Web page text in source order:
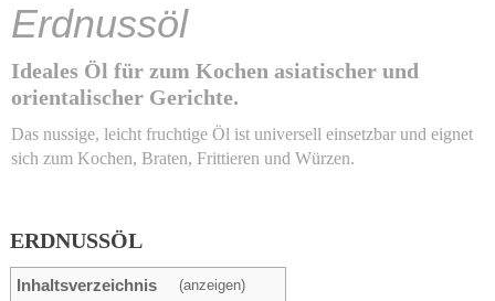
Erdnussöl
Ideales Öl für zum Kochen asiatischer und
orientalischer Gerichte.
Das nussige, leicht fruchtige Öl ist universell einsetzbar und eignet
sich zum Kochen, Braten, Frittieren und Würzen.
ERDNUSSÖL
Inhaltsverzeichnis (anzeigen)